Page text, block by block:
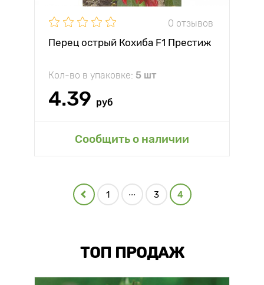
0 отзывов
Перец острый Кохиба F1 Престиж
Кол-во в упаковке: 5 шт
4.39 руб
Сообщить о наличии
1 ... 3 4
ТОП ПРОДАЖ